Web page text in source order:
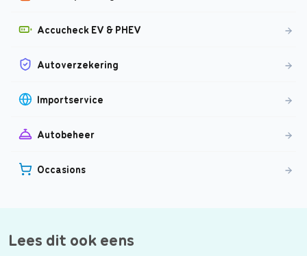
Accucheck EV & PHEV
Autoverzekering
Importservice
Autobeheer
Occasions
Lees dit ook eens